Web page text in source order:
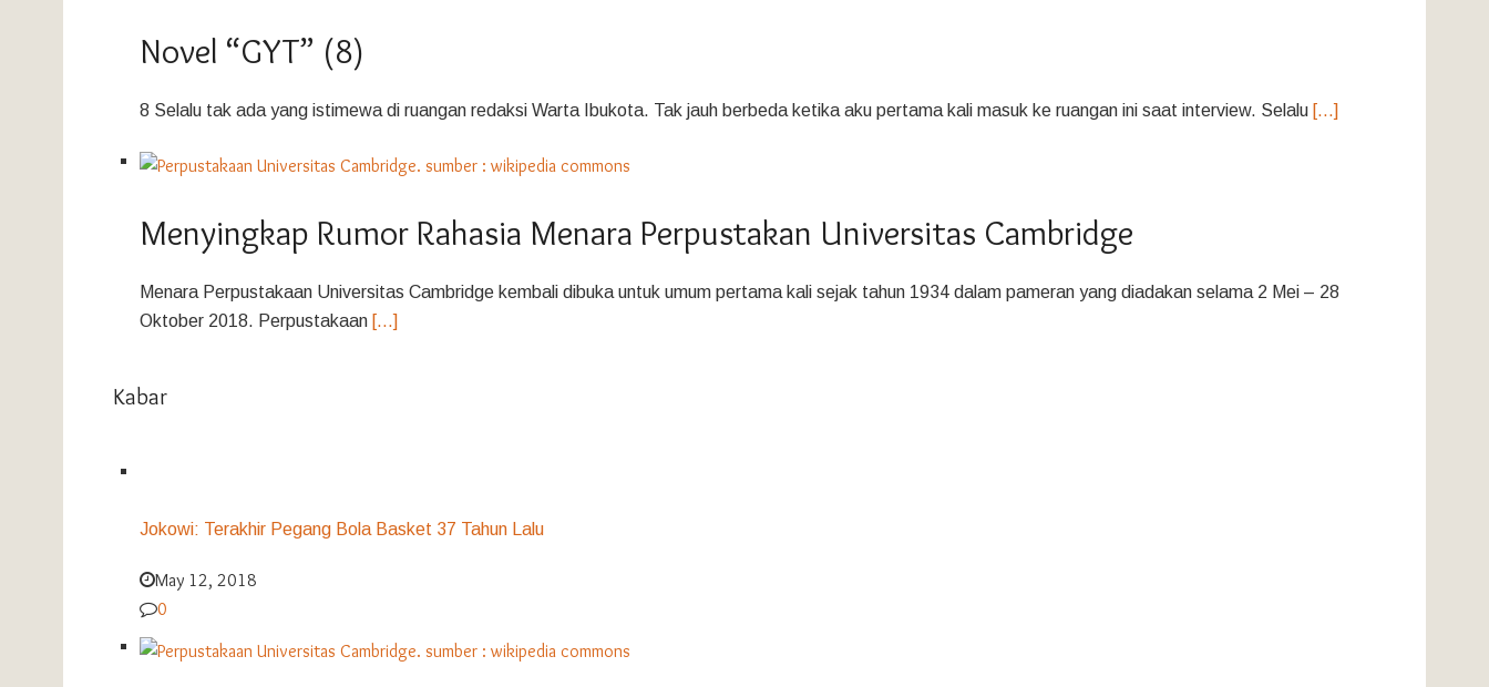
Novel “GYT” (8)
8 Selalu tak ada yang istimewa di ruangan redaksi Warta Ibukota. Tak jauh berbeda ketika aku pertama kali masuk ke ruangan ini saat interview. Selalu […]
Menyingkap Rumor Rahasia Menara Perpustakan Universitas Cambridge
Menara Perpustakaan Universitas Cambridge kembali dibuka untuk umum pertama kali sejak tahun 1934 dalam pameran yang diadakan selama 2 Mei – 28
Oktober 2018. Perpustakaan […]
Kabar
Jokowi: Terakhir Pegang Bola Basket 37 Tahun Lalu
May 12, 2018
0